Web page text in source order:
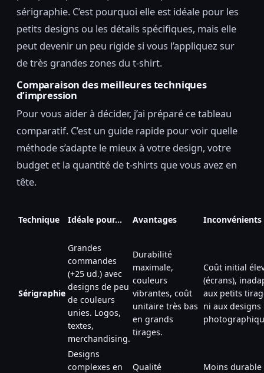
sérigraphie. C’est pourquoi elle est idéale pour les
petits designs ou les détails spécifiques, mais elle
peut devenir un peu rigide si vous l’appliquez sur
de très grandes zones du t-shirt.
Comparaison des meilleures techniques
d’impression
Pour vous aider à décider, j’ai préparé ce tableau
comparatif. C’est un guide rapide pour voir quelle
méthode s’adapte le mieux à votre design, votre
budget et la quantité de t-shirts que vous avez en
tête.
Technique Idéale pour… Avantages Inconvénients
Sérigraphie
Grandes
commandes
(+25 ud.) avec
designs de peu
de couleurs
unies. Logos,
textes,
merchandising.
Durabilité
maximale,
couleurs
vibrantes, coût
unitaire très bas
en grands
tirages.
Coût initial
(écrans),
aux petits
ni aux designs
Designs
complexes en
Qualité
Moins durable